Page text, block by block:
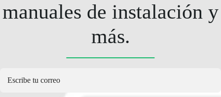
manuales de instalación y
más.